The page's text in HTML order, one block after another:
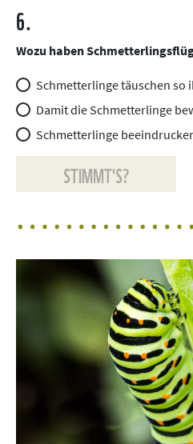
6.
Wozu haben
Schmetterlinge täuschen so
Damit die Schmetterlinge
Schmetterlinge
STIMMT'S?